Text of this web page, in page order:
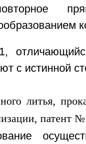
с истинной